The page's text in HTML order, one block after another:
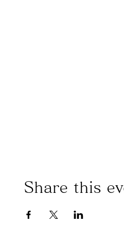
Share this